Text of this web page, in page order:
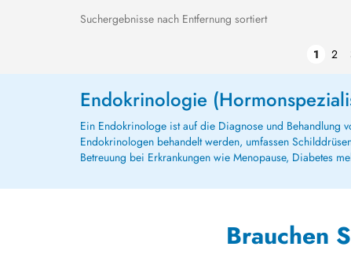
Suchergebnisse nach Entfernung sortiert
1 2
Endokrinologie
Ein Endokrinologe ist auf die Diagnose und
Endokrinologen behandelt werden, umfassen
Betreuung bei Erkrankungen wie Menopause, Diabetes
Brauchen